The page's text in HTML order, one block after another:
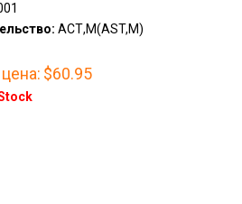
АСТ,М(AST,M)
$60.95